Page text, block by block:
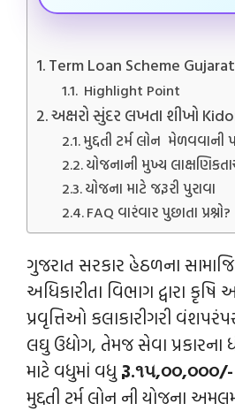
Term Loan Scheme Gujarat
Highlight Point
અક્ષરો સુંદર લખતા શીખો
મુદ્દતી ટર્મ લોન મેળવવાની
યોજનાની મુખ્ય
યોજના માટે જરૂરી પુરાવા
FAQ વારંવાર પુછાતા પ્રશ્નો?
ગુજરાત સરકાર હેઠળના
અધિકારીતા વિભાગ દ્વારા
પ્રવૃત્તિઓ કલાકારીગરી
લઘુ ઉદ્યોગ, તેમજ સેવા
માટે વધુમાં વધુ રૂ.૧૫,૦૦,૦૦૦/-
મુદ્દતી ટર્મ લોન ની યોજના